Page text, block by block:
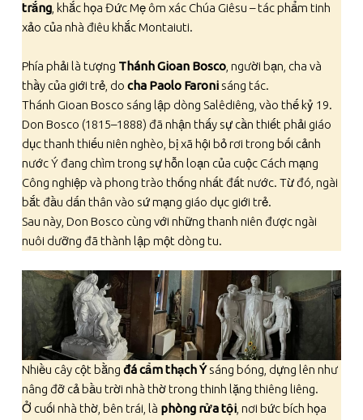
trắng, khắc họa Đức Mẹ ôm xác Chúa Giêsu – tác phẩm tinh
xảo của nhà điêu khắc Montaiuti.
Phía phải là tượng Thánh Gioan Bosco, người bạn, cha và
thầy của giới trẻ, do cha Paolo Faronisáng tác.
Thánh Gioan Bosco sáng lập dòng Salêdiêng, vào thế kỷ 19.
Don Bosco (1815–1888) đã nhận thấy sự cần thiết phải giáo
dục thanh thiếu niên nghèo, bị xã hội bỏ rơi trong bối cảnh
nước Ý đang chìm trong sự hỗn loạn của cuộc Cách mạng
Công nghiệp và phong trào thống nhất đất nước. Từ đó, ngài
bắt đầu dấn thân vào sứ mạng giáo dục giới trẻ.
Sau này, Don Bosco cùng với những thanh niên được ngài
nuôi dưỡng đã thành lập một dòng tu.
Nhiều cây cột bằng đá cẩm thạch Ýsáng bóng, dựng lên như
nâng đỡ cả bầu trời nhà thờ trong thinh lặng thiêng liêng.
Ở cuối nhà thờ, bên trái, là phòng rửa tội, nơi bức bích họa